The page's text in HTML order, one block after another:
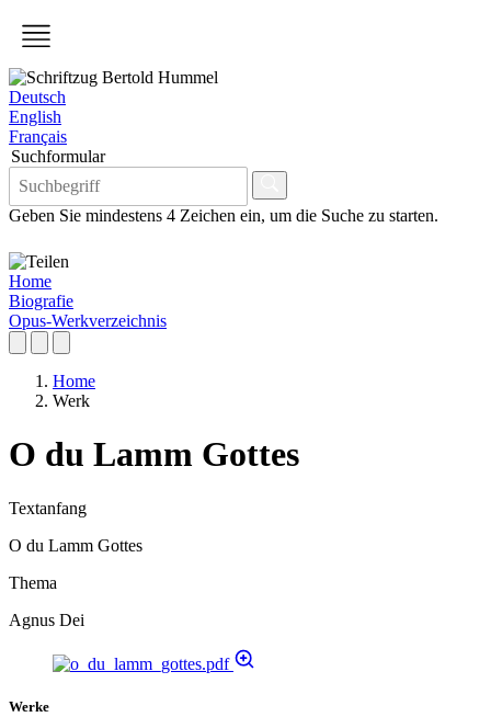
Deutsch
English
Français
Suchformular
Geben Sie mindestens 4 Zeichen ein, um die Suche zu starten.
Home
Biografie
Opus-Werkverzeichnis
Home
Werk
O du Lamm Gottes
Textanfang
O du Lamm Gottes
Thema
Agnus Dei
Werke